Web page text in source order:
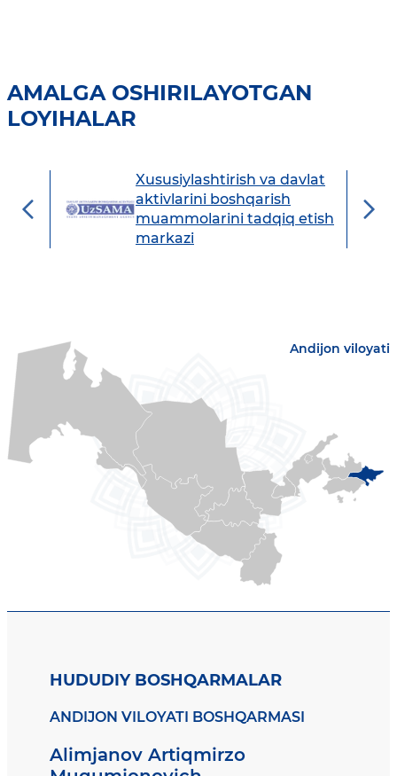
AMALGA OSHIRILAYOTGAN
LOYIHALAR
Xususiylashtirish va davlat
aktivlarini boshqarish
muammolarini tadqiq etish
markazi
Andijon viloyati
HUDUDIY BOSHQARMALAR
ANDIJON VILOYATI BOSHQARMASI
Alimjanov Artiqmirzo